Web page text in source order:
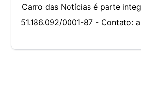
Carro das Notícias é parte
51.186.092/0001-87 - Contato: